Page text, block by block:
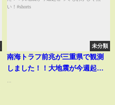
未分類
南海トラフ前兆が三重県で観測
しました！！大地震が今週起こ